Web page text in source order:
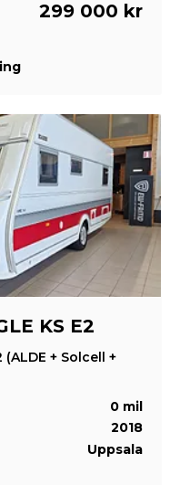
299 000 kr
KS E2
(ALDE + Solcell +
0 mil
2018
Uppsala